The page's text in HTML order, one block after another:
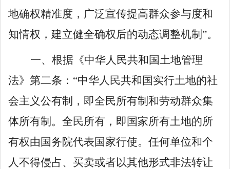
地确权精准度，广泛宣传提高群众参与度和
知情权，建立健全确权后的动态调整机制 ”。
一、 根据《中华人民共和国土地管理
法》第二条： “中华人民共和国实行土地的社
会主义公有制，即全民所有制和劳动群众集
体所有制。全民所有，即 国家所有土地的所
有权由国务院代表国家行使。任何单位和个
人不得侵占、买卖或者以其他形式非法转让